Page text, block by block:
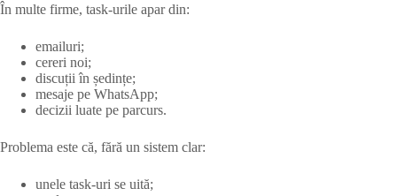
În multe firme, task-urile apar din:
emailuri;
cereri noi;
discuții în ședințe;
mesaje pe WhatsApp;
decizii luate pe parcurs.
Problema este că, fără un sistem clar:
unele task-uri se uită;